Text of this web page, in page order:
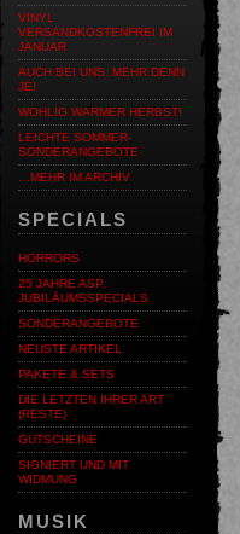
VINYL
VERSANDKOSTENFREI IM
JANUAR
AUCH BEI UNS: MEHR DENN
JE!
WOHLIG WARMER HERBST!
LEICHTE SOMMER-
SONDERANGEBOTE
…MEHR IM ARCHIV
SPECIALS
HORRORS
25 JAHRE ASP.
JUBILÄUMSSPECIALS
SONDERANGEBOTE
NEUSTE ARTIKEL
PAKETE & SETS
DIE LETZTEN IHRER ART
(RESTE)
GUTSCHEINE
SIGNIERT UND MIT
WIDMUNG
MUSIK